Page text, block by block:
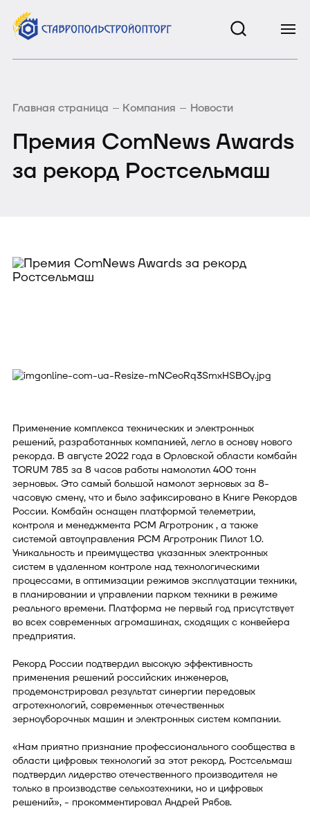
Главная страница Компания Новости
Премия ComNews Awards
за рекорд Ростсельмаш
Применение комплекса технических и электронных
решений, разработанных компанией, легло в основу нового
рекорда. В августе 2022 года в Орловской области комбайн
TORUM 785 за 8 часов работы намолотил 400 тонн
зерновых. Это самый большой намолот зерновых за 8-
часовую смену, что и было зафиксировано в Книге Рекордов
России. Комбайн оснащен платформой телеметрии,
контроля и менеджмента РСМ Агротроник , а также
системой автоуправления РСМ Агротроник Пилот 1.0.
Уникальность и преимущества указанных электронных
систем в удаленном контроле над технологическими
процессами, в оптимизации режимов эксплуатации техники,
в планировании и управлении парком техники в режиме
реального времени. Платформа не первый год присутствует
во всех современных агромашинах, сходящих с конвейера
предприятия.
Рекорд России подтвердил высокую эффективность
применения решений российских инженеров,
продемонстрировал результат синергии передовых
агротехнологий, современных отечественных
зерноуборочных машин и электронных систем компании.
«Нам приятно признание профессионального сообщества в
области цифровых технологий за этот рекорд. Ростсельмаш
подтвердил лидерство отечественного производителя не
только в производстве сельхозтехники, но и цифровых
решений», - прокомментировал Андрей Рябов.